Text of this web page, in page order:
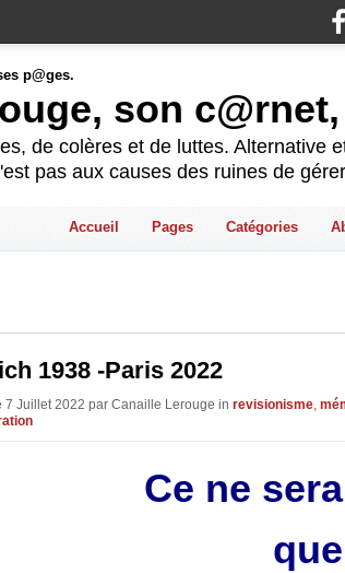
son
de colères et de luttes. Alternative
pas aux causes des ruines de
Accueil Pages Catégories
1938 -Paris 2022
7 Juillet 2022 par Canaille Lerouge in revisionisme
Ce ne